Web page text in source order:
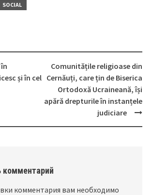
SOCIAL
și în cel
Comunitățile religioase din
Cernăuți, care țin de Biserica
Ortodoxă Ucraineană, își
apără drepturile în instanțele
judiciare
комментарий
комментария вам необходимо